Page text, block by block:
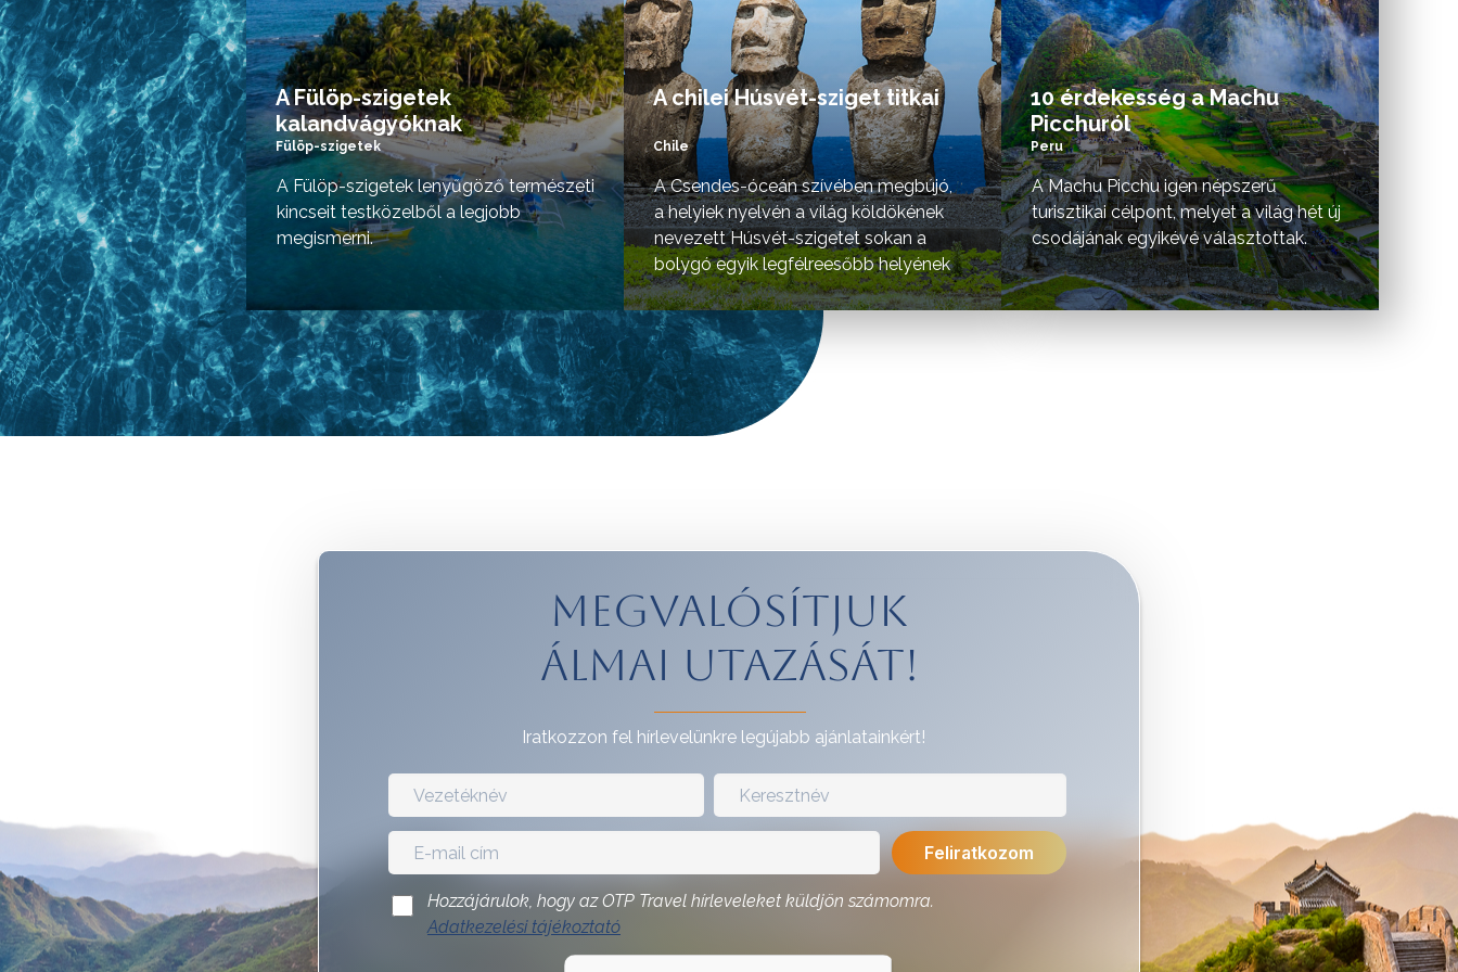
A Fülöp-szigetek
kalandvágyóknak
Fülöp-szigetek
A Fülöp-szigetek lenyűgöző természeti
kincseit testközelből a legjobb
megismerni.
A chilei Húsvét-sziget titkai
Chile
A Csendes-óceán szívében megbújó,
a helyiek nyelvén a világ köldökének
nevezett Húsvét-szigetet sokan a
bolygó egyik legfélreesőbb helyének
tartják.
10 érdekesség a Machu
Picchuról
Peru
A Machu Picchu igen népszerű
turisztikai célpont, melyet a világ hét új
csodájának egyikévé választottak.
Megvalósítjuk
álmai utazását!
Iratkozzon fel hírlevelünkre legújabb ajánlatainkért!
Hozzájárulok, hogy az OTP Travel hírleveleket küldjön számomra.
Adatkezelési tájékoztató